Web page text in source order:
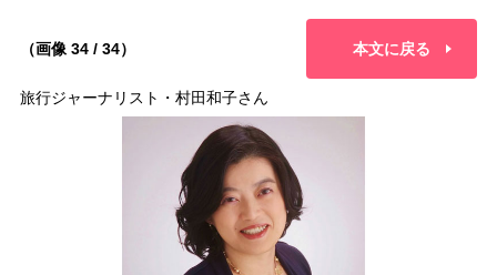
（画像 34 / 34） 本文に戻る
旅行ジャーナリスト・村田和子さん